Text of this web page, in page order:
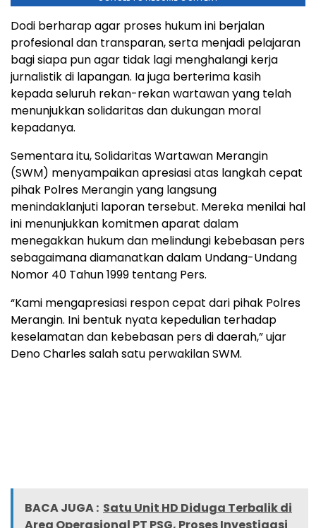
Dodi berharap agar proses hukum ini berjalan
profesional dan transparan, serta menjadi pelajaran
bagi siapa pun agar tidak lagi menghalangi kerja
jurnalistik di lapangan. Ia juga berterima kasih
kepada seluruh rekan-rekan wartawan yang telah
menunjukkan solidaritas dan dukungan moral
kepadanya.
Sementara itu, Solidaritas Wartawan Merangin
(SWM) menyampaikan apresiasi atas langkah cepat
pihak Polres Merangin yang langsung
menindaklanjuti laporan tersebut. Mereka menilai hal
ini menunjukkan komitmen aparat dalam
menegakkan hukum dan melindungi kebebasan pers
sebagaimana diamanatkan dalam Undang-Undang
Nomor 40 Tahun 1999 tentang Pers.
“Kami mengapresiasi respon cepat dari pihak Polres
Merangin. Ini bentuk nyata kepedulian terhadap
keselamatan dan kebebasan pers di daerah,” ujar
Deno Charles salah satu perwakilan SWM.
BACA JUGA : Satu Unit HD Diduga Terbalik di
Area Operasional PT PSG, Proses Investigasi